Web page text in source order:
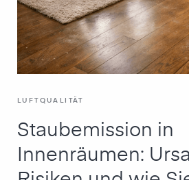
LUFTQUALITÄT
Staubemission in
Innenräumen: